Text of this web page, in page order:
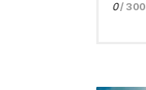
0/ 300